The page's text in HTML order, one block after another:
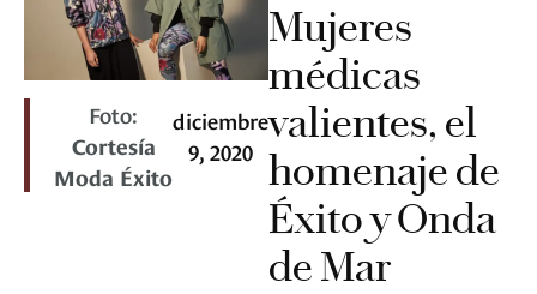
Foto:
Cortesía
Moda Éxito
diciembre
9, 2020
Mujeres
médicas
valientes, el
homenaje de
Éxito y Onda
de Mar